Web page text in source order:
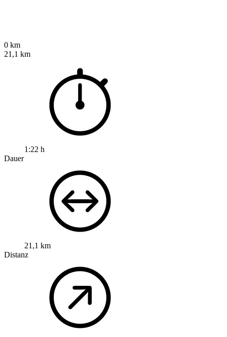
0 km
21,1 km
1:22 h
Dauer
21,1 km
Distanz